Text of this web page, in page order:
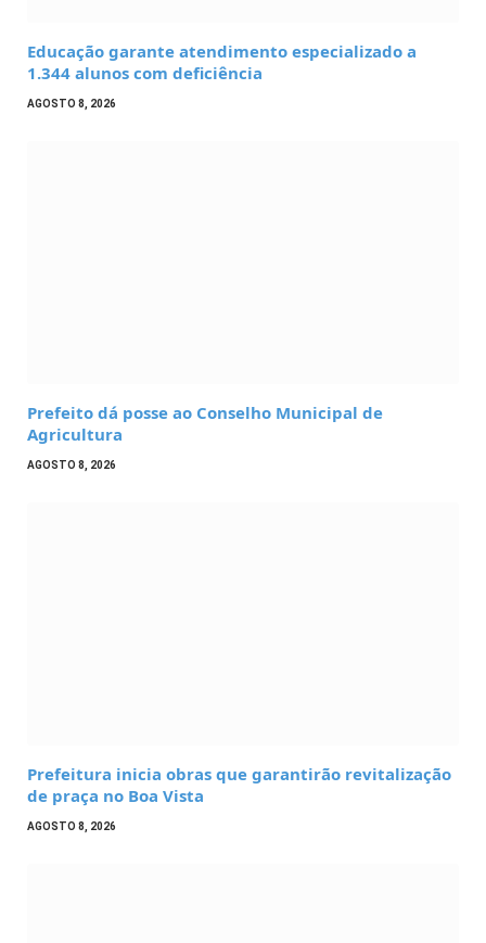
Educação garante atendimento especializado a
1.344 alunos com deficiência
AGOSTO 8, 2026
Prefeito dá posse ao Conselho Municipal de
Agricultura
AGOSTO 8, 2026
Prefeitura inicia obras que garantirão revitalização
de praça no Boa Vista
AGOSTO 8, 2026